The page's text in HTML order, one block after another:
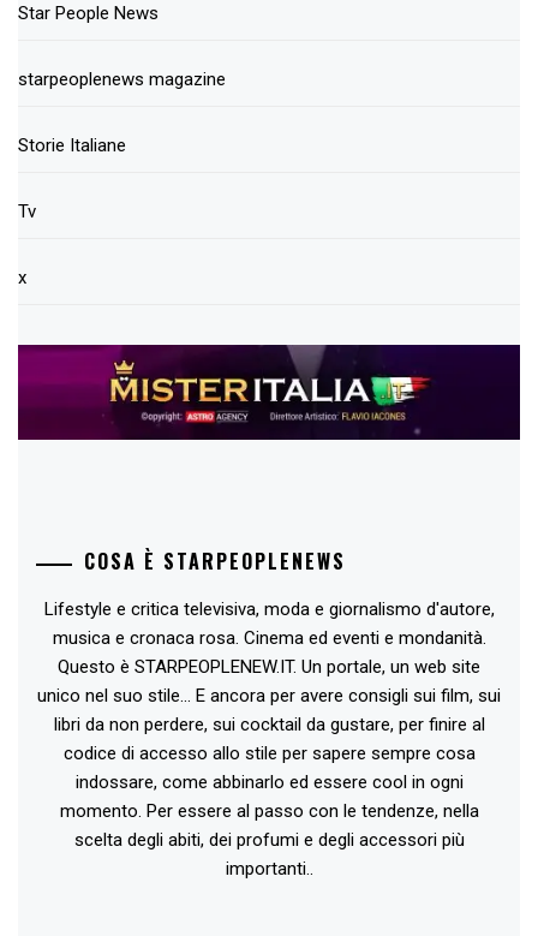
Star People News
starpeoplenews magazine
Storie Italiane
Tv
x
COSA È STARPEOPLENEWS
Lifestyle e critica televisiva, moda e giornalismo d'autore,
musica e cronaca rosa. Cinema ed eventi e mondanità.
Questo è STARPEOPLENEW.IT. Un portale, un web site
unico nel suo stile... E ancora per avere consigli sui film, sui
libri da non perdere, sui cocktail da gustare, per finire al
codice di accesso allo stile per sapere sempre cosa
indossare, come abbinarlo ed essere cool in ogni
momento. Per essere al passo con le tendenze, nella
scelta degli abiti, dei profumi e degli accessori più
importanti..